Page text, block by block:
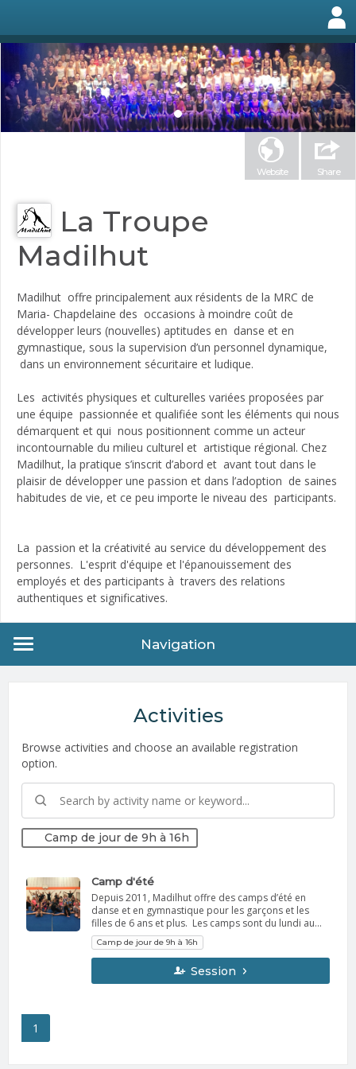
Website Share
La Troupe
Madilhut
Madilhut offre principalement aux résidents de la MRC de
Maria- Chapdelaine des occasions à moindre coût de
développer leurs (nouvelles) aptitudes en danse et en
gymnastique, sous la supervision d’un personnel dynamique,
dans un environnement sécuritaire et ludique.
Les activités physiques et culturelles variées proposées par
une équipe passionnée et qualifiée sont les éléments qui nous
démarquent et qui nous positionnent comme un acteur
incontournable du milieu culturel et artistique régional. Chez
Madilhut, la pratique s’inscrit d’abord et avant tout dans le
plaisir de développer une passion et dans l’adoption de saines
habitudes de vie, et ce peu importe le niveau des participants.
La passion et la créativité au service du développement des
personnes. L'esprit d'équipe et l'épanouissement des
employés et des participants à travers des relations
authentiques et significatives.
Navigation
Activities
Browse activities and choose an available registration
option.
Camp de jour de 9h à 16h
Camp d'été
Depuis 2011, Madilhut offre des camps d’été en
danse et en gymnastique pour les garçons et les
filles de 6 ans et plus. Les camps sont du lundi au
vendredi de 9 h à 16 h et les jeunes restent sur place
pour le dîner. Il faut prévoir plusieurs collations et un
dîner froid. Selon la demande, il y a une possibilité
de service de garde avant 9 h et/ou après 16 h. Nous
offrons des camps de 2 semaines, mais il est
Camp de jour de 9h à 16h
Session
1